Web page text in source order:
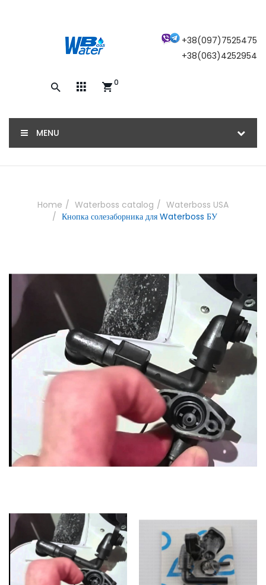
+38(097)7525475
+38(063)4252954
0
MENU
Home Waterboss catalog
Waterboss USA
Кнопка солезаборника для Waterboss БУ
Закажите обратный звонок, и наш
ОТПРАВИТЬ